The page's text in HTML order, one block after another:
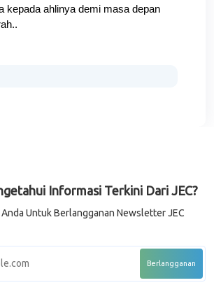
kepada ahlinya demi masa depan
Informasi Terkini Dari JEC?
Untuk Berlangganan Newsletter JEC